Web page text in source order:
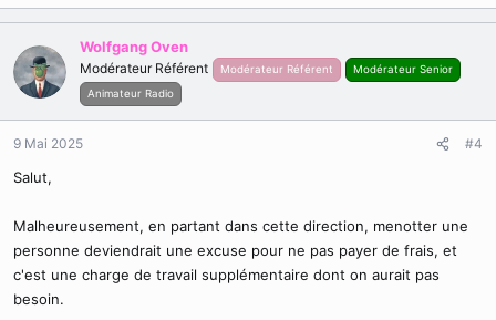
a
t
i
o
n
s
Wolfgang Oven
Modérateur Référent Modérateur Référent
Modérateur Senior
Animateur Radio
9 Mai 2025 #4
Salut,
Malheureusement, en partant dans cette direction, menotter une
personne deviendrait une excuse pour ne pas payer de frais, et
c'est une charge de travail supplémentaire dont on aurait pas
besoin.